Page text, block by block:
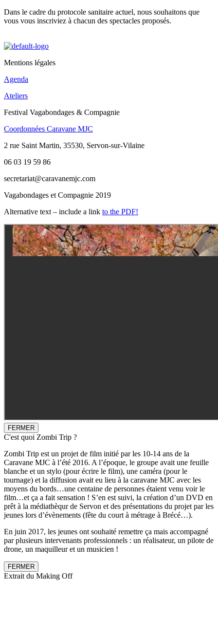
Dans le cadre du protocole sanitaire actuel, nous souhaitons que
vous vous inscriviez à chacun des spectacles proposés.
Mentions légales
Agenda
Ateliers
Festival Vagabondages & Compagnie
Coordonnées Caravane MJC
2 rue Saint Martin, 35530, Servon-sur-Vilaine
06 03 19 59 86
secretariat@caravanemjc.com
Vagabondages et Compagnie 2019
Alternative text – include a link to the PDF!
FERMER
C'est quoi Zombi Trip ?
Zombi Trip est un projet de film initié par les 10-14 ans de la
Caravane MJC à l’été 2016. A l’époque, le groupe avait une feuille
blanche et un stylo (pour écrire le film), une caméra (pour le
tournage) et la diffusion avait eu lieu à la caravane MJC avec les
moyens du bords…une centaine de personnes étaient venu voir le
film…et ça a fait sensation ! S’en est suivi, la création d’un DVD en
prêt à la médiathèqur de Servon et des présentations du projet par les
jeunes lors d’évènements (fête du court à métrage à Brécé…).
En juin 2017, les jeunes ont souhaité remettre ça mais accompagné
par plusieurs intervenants professionnels : un réalisateur, un pilote de
drone, un maquilleur et un musicien !
FERMER
Extrait du Making Off